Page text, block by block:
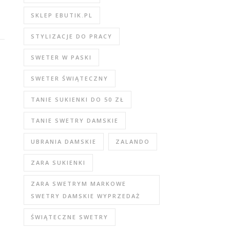
SKLEP EBUTIK.PL
STYLIZACJE DO PRACY
SWETER W PASKI
SWETER ŚWIĄTECZNY
TANIE SUKIENKI DO 50 ZŁ
TANIE SWETRY DAMSKIE
UBRANIA DAMSKIE ZALANDO
ZARA SUKIENKI
ZARA SWETRYM MARKOWE
SWETRY DAMSKIE WYPRZEDAŻ
ŚWIĄTECZNE SWETRY